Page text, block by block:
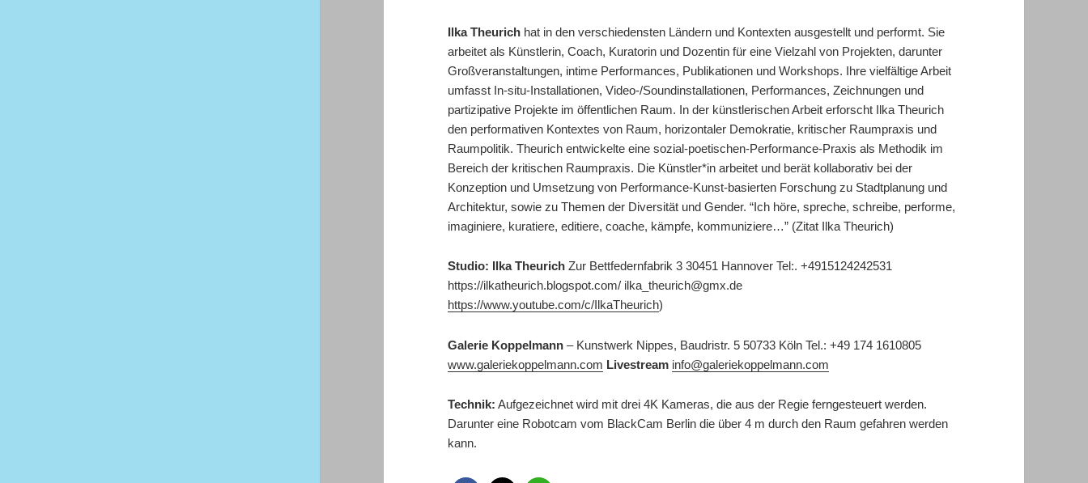
Ilka Theurich hat in den verschiedensten Ländern und Kontexten ausgestellt und performt. Sie
arbeitet als Künstlerin, Coach, Kuratorin und Dozentin für eine Vielzahl von Projekten, darunter
Großveranstaltungen, intime Performances, Publikationen und Workshops. Ihre vielfältige Arbeit
umfasst In-situ-Installationen, Video-/Soundinstallationen, Performances, Zeichnungen und
partizipative Projekte im öffentlichen Raum. In der künstlerischen Arbeit erforscht Ilka Theurich
den performativen Kontextes von Raum, horizontaler Demokratie, kritischer Raumpraxis und
Raumpolitik. Theurich entwickelte eine sozial-poetischen-Performance-Praxis als Methodik im
Bereich der kritischen Raumpraxis. Die Künstler*in arbeitet und berät kollaborativ bei der
Konzeption und Umsetzung von Performance-Kunst-basierten Forschung zu Stadtplanung und
Architektur, sowie zu Themen der Diversität und Gender. “Ich höre, spreche, schreibe, performe,
imaginiere, kuratiere, editiere, coache, kämpfe, kommuniziere…” (Zitat Ilka Theurich)
Studio: Ilka Theurich Zur Bettfedernfabrik 3 30451 Hannover Tel:. +4915124242531
https://ilkatheurich.blogspot.com/ ilka_theurich@gmx.de
https://www.youtube.com/c/IlkaTheurich)
Galerie Koppelmann – Kunstwerk Nippes, Baudristr. 5 50733 Köln Tel.: +49 174 1610805
www.galeriekoppelmann.com Livestream info@galeriekoppelmann.com
Technik: Aufgezeichnet wird mit drei 4K Kameras, die aus der Regie ferngesteuert werden.
Darunter eine Robotcam vom BlackCam Berlin die über 4 m durch den Raum gefahren werden
kann.